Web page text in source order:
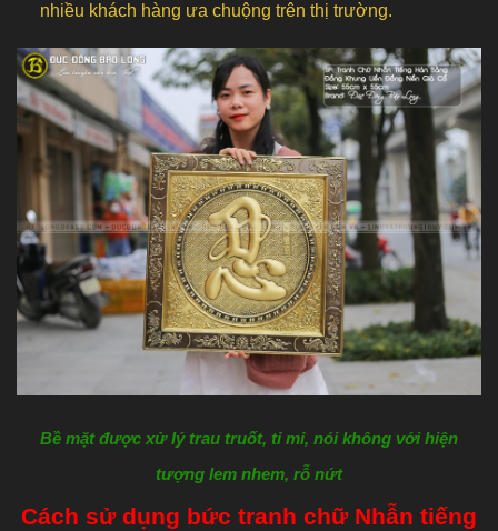
nhiều khách hàng ưa chuộng trên thị trường.
Bề mặt được xử lý trau truốt, tỉ mỉ, nói không với hiện
tượng lem nhem, rỗ nứt
Cách sử dụng bức tranh chữ Nhẫn tiếng